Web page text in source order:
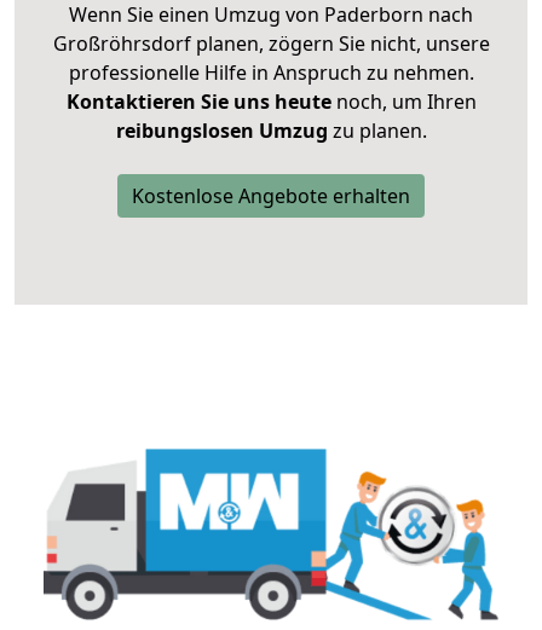
Wenn Sie einen Umzug von Paderborn nach
Großröhrsdorf planen, zögern Sie nicht, unsere
professionelle Hilfe in Anspruch zu nehmen.
Kontaktieren Sie uns heutenoch, um Ihren
reibungslosen Umzug zu planen.
Kostenlose Angebote erhalten